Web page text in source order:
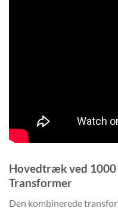
Hovedtræk ved 1000
Transformer
Den kombinerede